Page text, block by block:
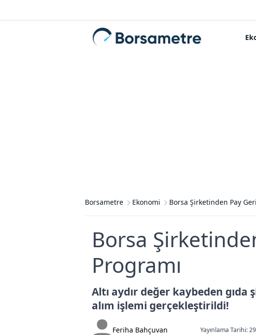
Borsametre Ekonomi Borsa Şirketinden Pay
Borsa
Programı
Altı aydır değer kaybeden
alım işlemi gerçekleştirildi!
Feriha Bahçuvan Yayınlama Tarihi: